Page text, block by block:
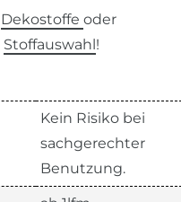
Dekostoffe oder
Stoffauswahl!
Kein Risiko bei
sachgerechter
Benutzung.